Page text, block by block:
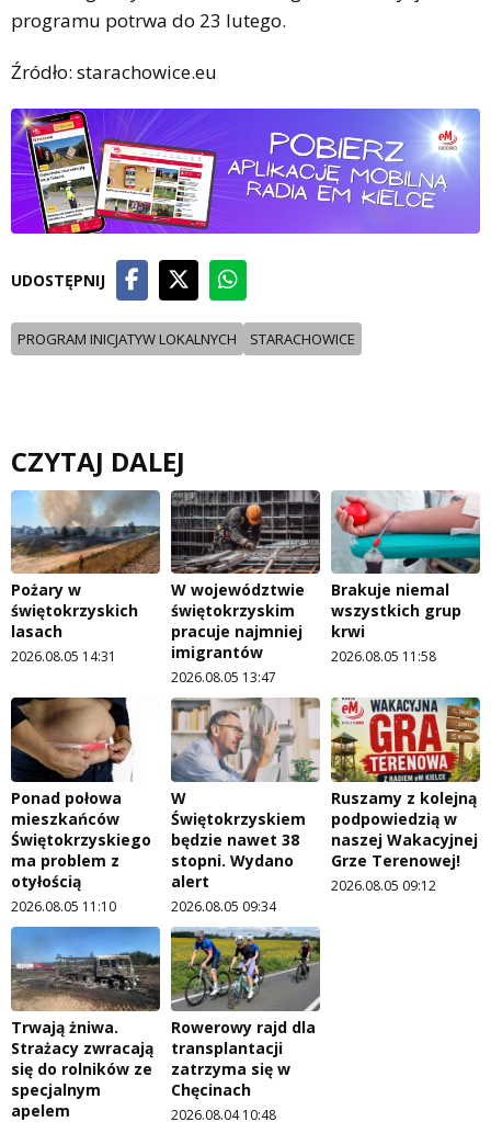
programu potrwa do 23 lutego.
Źródło: starachowice.eu
UDOSTĘPNIJ
PROGRAM INICJATYW LOKALNYCH STARACHOWICE
CZYTAJ DALEJ
Pożary w
świętokrzyskich
lasach
2026.08.05 14:31
W województwie
świętokrzyskim
pracuje najmniej
imigrantów
2026.08.05 13:47
Brakuje niemal
wszystkich grup
krwi
2026.08.05 11:58
Ponad połowa
mieszkańców
Świętokrzyskiego
ma problem z
otyłością
2026.08.05 11:10
W
Świętokrzyskiem
będzie nawet 38
stopni. Wydano
alert
2026.08.05 09:34
Ruszamy z kolejną
podpowiedzią w
naszej Wakacyjnej
Grze Terenowej!
2026.08.05 09:12
Trwają żniwa.
Strażacy zwracają
się do rolników ze
specjalnym
apelem
Rowerowy rajd dla
transplantacji
zatrzyma się w
Chęcinach
2026.08.04 10:48